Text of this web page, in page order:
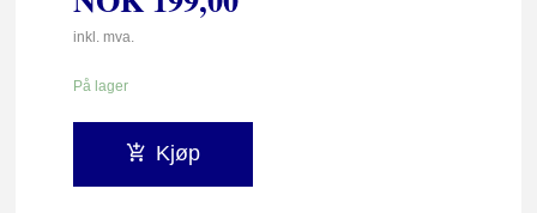
inkl. mva.
På lager
Kjøp